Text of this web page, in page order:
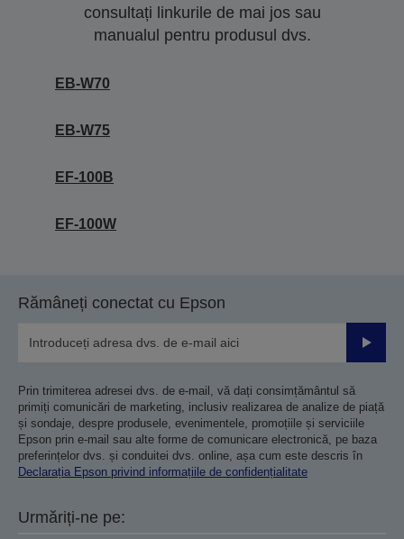
consultați linkurile de mai jos sau
manualul pentru produsul dvs.
EB-W70
EB-W75
EF-100B
EF-100W
Rămâneți conectat cu Epson
Prin trimiterea adresei dvs. de e-mail, vă dați consimțământul să
primiți comunicări de marketing, inclusiv realizarea de analize de piață
și sondaje, despre produsele, evenimentele, promoțiile și serviciile
Epson prin e-mail sau alte forme de comunicare electronică, pe baza
preferințelor dvs. și conduitei dvs. online, așa cum este descris în
Declarația Epson privind informațiile de confidențialitate
Urmăriți-ne pe: